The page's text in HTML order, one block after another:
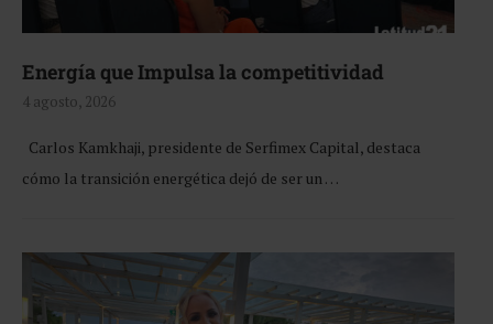
Energía que Impulsa la competitividad
4 agosto, 2026
Carlos Kamkhaji, presidente de Serfimex Capital, destaca
cómo la transición energética dejó de ser un …